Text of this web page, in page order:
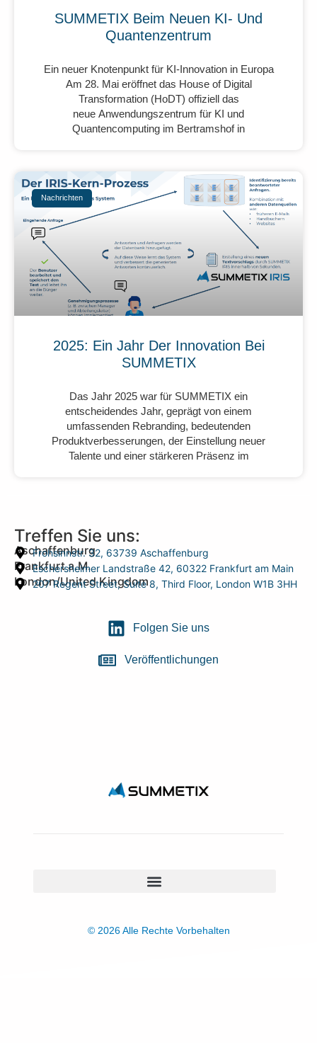
SUMMETIX Beim Neuen KI- Und
Quantenzentrum
Ein neuer Knotenpunkt für KI-Innovation in Europa
Am 28. Mai eröffnet das House of Digital
Transformation (HoDT) offiziell das
neue Anwendungszentrum für KI und
Quantencomputing im Bertramshof in
Nachrichten
2025: Ein Jahr Der Innovation Bei
SUMMETIX
Das Jahr 2025 war für SUMMETIX ein
entscheidendes Jahr, geprägt von einem
umfassenden Rebranding, bedeutenden
Produktverbesserungen, der Einstellung neuer
Talente und einer stärkeren Präsenz im
Treffen Sie uns:
Aschaffenburg
Frohsinnstr. 32, 63739 Aschaffenburg
Frankfurt a.M.
Eschersheimer Landstraße 42, 60322 Frankfurt am Main
London/United Kingdom
207 Regent Street, Suite 8, Third Floor, London W1B 3HH
Folgen Sie uns
Veröffentlichungen
© 2026 Alle Rechte Vorbehalten